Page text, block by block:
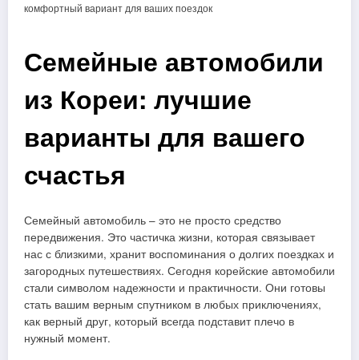
Семейные автомобили
из Кореи: лучшие
варианты для вашего
счастья
Семейный автомобиль – это не просто средство
передвижения. Это частичка жизни, которая связывает
нас с близкими, хранит воспоминания о долгих поездках и
загородных путешествиях. Сегодня корейские автомобили
стали символом надежности и практичности. Они готовы
стать вашим верным спутником в любых приключениях,
как верный друг, который всегда подставит плечо в
нужный момент.